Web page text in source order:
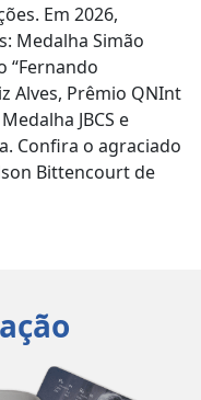
Em 2026,
Medalha Simão
“Fernando
Alves, Prêmio QNInt
JBCS e
Confira o agraciado
Bittencourt de